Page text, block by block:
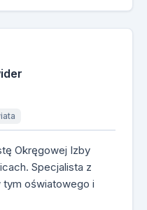
Okręgowej Izby
Specjalista z
tym oświatowego i